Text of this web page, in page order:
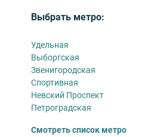
Выбрать метро:
Удельная
Выборгская
Звенигородская
Спортивная
Невский Проспект
Петроградская
Смотреть список метро